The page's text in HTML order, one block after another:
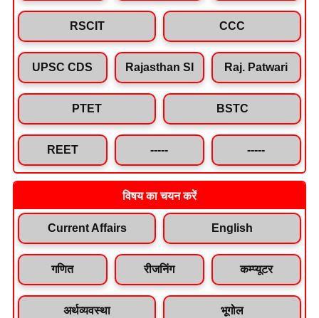
RSCIT CCC
UPSC CDS Rajasthan SI Raj. Patwari
PTET BSTC
REET ----- -----
विषय का चयन करें
Current Affairs English
गणित रीजनिंग कम्प्यूटर
अर्थव्यवस्था भूगोल